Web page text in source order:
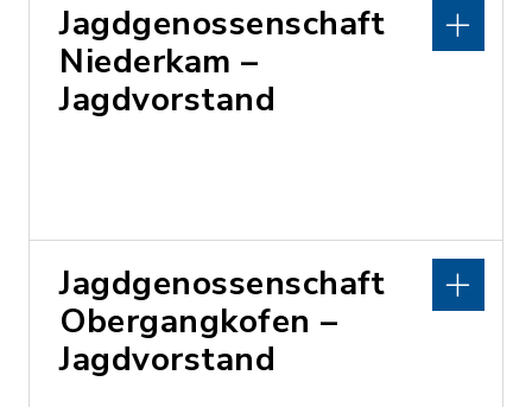
Jagdgenossenschaft
Niederkam –
Jagdvorstand
Jagdgenossenschaft
Obergangkofen –
Jagdvorstand